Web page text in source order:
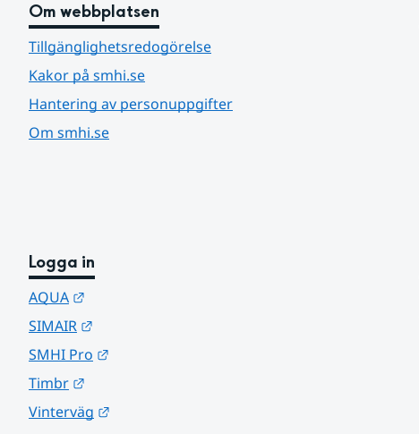
Om webbplatsen
Tillgänglighetsredogörelse
Kakor på smhi.se
Hantering av personuppgifter
Om smhi.se
Logga in
AQUA
SIMAIR
SMHI Pro
Timbr
Vinterväg